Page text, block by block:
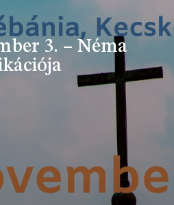
3. – Néma